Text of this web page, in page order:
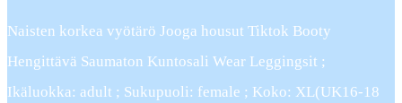
Naisten korkea vyötärö Jooga housut Tiktok Booty
Hengittävä Saumaton Kuntosali Wear Leggingsit ;
Ikäluokka: adult ; Sukupuoli: female ; Koko: XL(UK16-18